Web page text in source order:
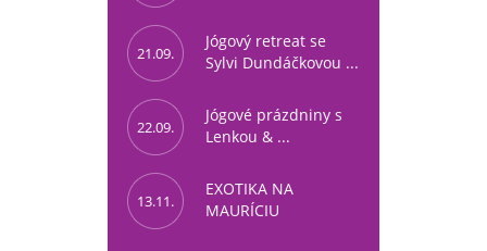
21.09.
Jógový retreat se
Sylvi Dundáčkovou ...
22.09.
Jógové prázdniny s
Lenkou & ...
13.11.
EXOTIKA NA
MAURÍCIU